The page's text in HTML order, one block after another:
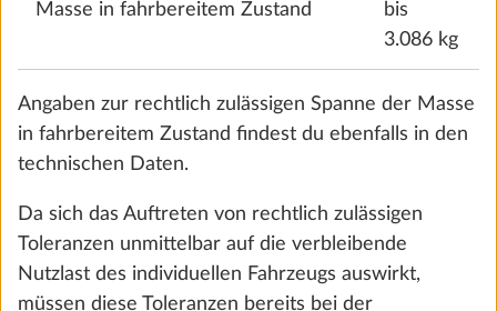
Gas-Außensteckdose Mehr
Hinzufügen
überschritten wird, hat HOBBY den Einbau von
Sonderausstattung begrenzt und herstellerseitig
eine „maximale Masse für Sonderausstattung“
festgelegt.
zulässigen Gesamtmasse die Masse in fahrbereitem
Zustand, die Masse der Mitfahrer sowie die
Mindest-Nutzlast abgezogen werden. Bei
Wohnwagen errechnet sich diese, indem von der